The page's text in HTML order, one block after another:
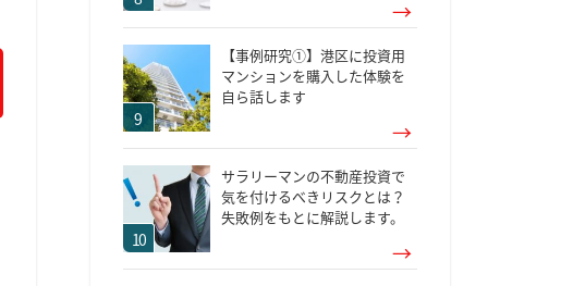
【事例研究①】港区に投資用
マンションを購入した体験を
自ら話します
サラリーマンの不動産投資で
気を付けるべきリスクとは？
失敗例をもとに解説します。